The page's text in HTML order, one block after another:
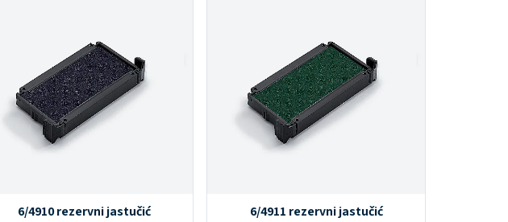
6/4910 rezervni jastučić 6/4911 rezervni jastučić